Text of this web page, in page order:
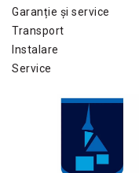
Garanție și service
Transport
Instalare
Service